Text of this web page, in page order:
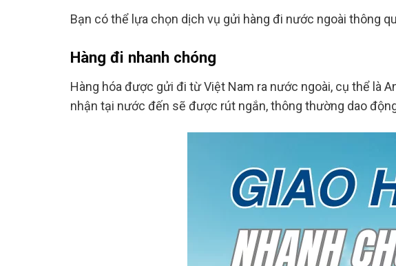
Bạn có thể lựa chọn dịch vụ gửi hàng đi nước ngoài thông
Hàng đi nhanh chóng
Hàng hóa được gửi đi từ Việt Nam ra nước ngoài, cụ thể là
nhận tại nước đến sẽ được rút ngắn, thông thường dao